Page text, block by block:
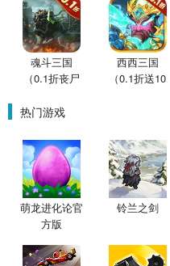
魂斗三国
（0.1折丧尸
西西三国
（0.1折送10
热门游戏
萌龙进化论官
方版
铃兰之剑